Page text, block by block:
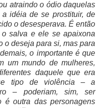
atraindo o ódio daquelas
idéia de se prostituir, de
o desesperava. É então
salva e ele se apaixona
o deseja para si, mas para
o importante é que
um mundo de mulheres,
daquele que era
tipo de violência – a
– poderiam, sim, ser
é outra das personagens